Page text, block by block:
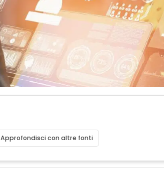
Approfondisci con altre fonti